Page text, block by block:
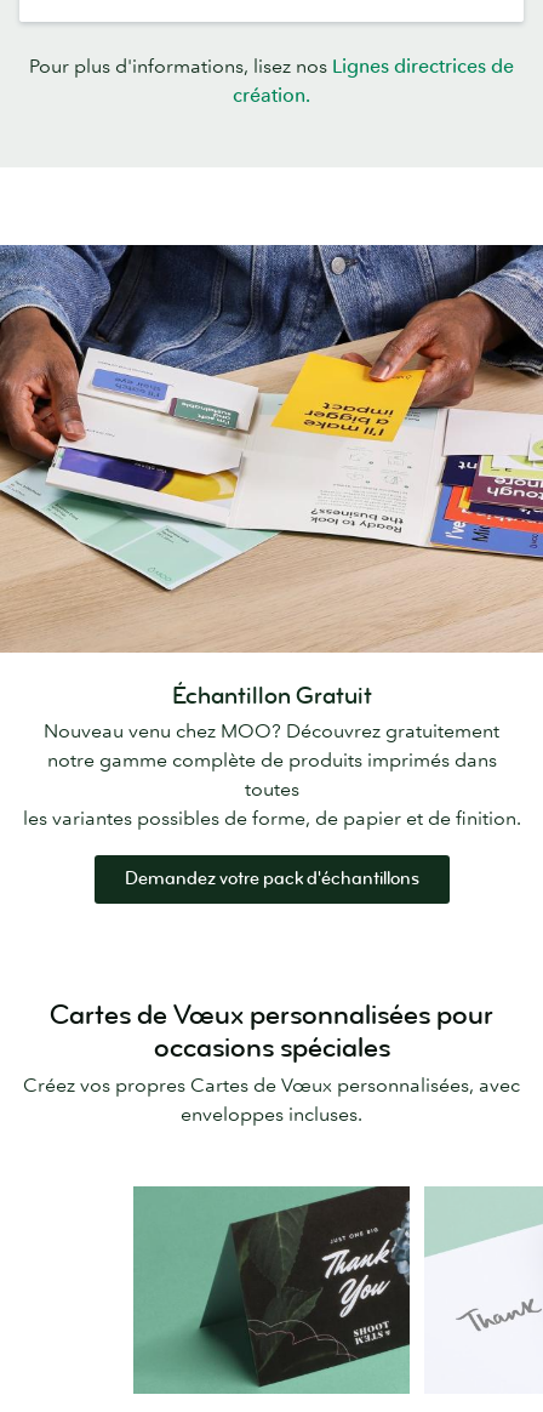
​Pour plus d'informations, lisez nos Lignes directrices de
création.
Échantillon Gratuit
Nouveau venu chez MOO? Découvrez gratuitement
notre gamme complète de produits imprimés dans
toutes
les variantes possibles de forme, de papier et de finition.
Demandez votre pack d'échantillons
Cartes de Vœux personnalisées pour
occasions spéciales
Créez vos propres Cartes de Vœux personnalisées, avec
enveloppes incluses.